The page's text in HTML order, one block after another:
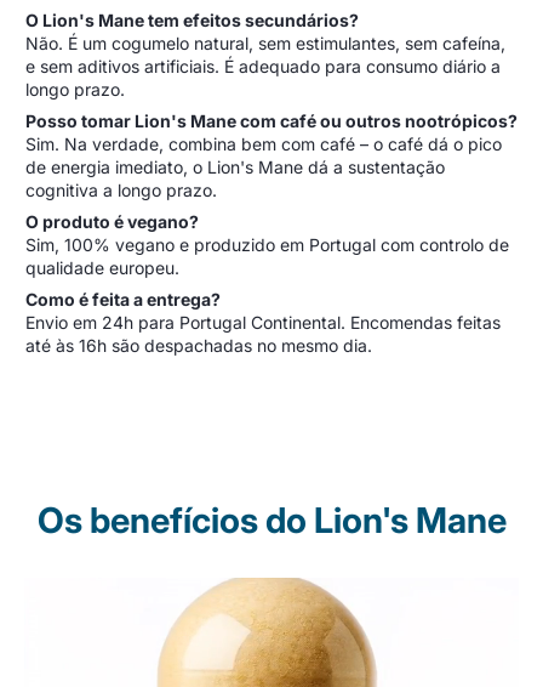
O Lion's Mane tem efeitos secundários?
Não. É um cogumelo natural, sem estimulantes, sem cafeína,
e sem aditivos artificiais. É adequado para consumo diário a
longo prazo.
Posso tomar Lion's Mane com café ou outros nootrópicos?
Sim. Na verdade, combina bem com café – o café dá o pico
de energia imediato, o Lion's Mane dá a sustentação
cognitiva a longo prazo.
O produto é vegano?
Sim, 100% vegano e produzido em Portugal com controlo de
qualidade europeu.
Como é feita a entrega?
Envio em 24h para Portugal Continental. Encomendas feitas
até às 16h são despachadas no mesmo dia.
Os benefícios do Lion's Mane